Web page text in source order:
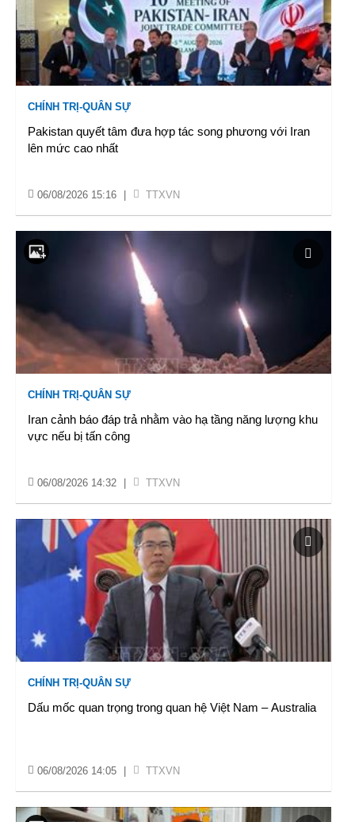
CHÍNH TRỊ-QUÂN SỰ
Pakistan quyết tâm đưa hợp tác song phương với Iran
lên mức cao nhất
06/08/2026 15:16 TTXVN
CHÍNH TRỊ-QUÂN SỰ
Iran cảnh báo đáp trả nhằm vào hạ tầng năng lượng khu
vực nếu bị tấn công
06/08/2026 14:32 TTXVN
CHÍNH TRỊ-QUÂN SỰ
Dấu mốc quan trọng trong quan hệ Việt Nam – Australia
06/08/2026 14:05 TTXVN